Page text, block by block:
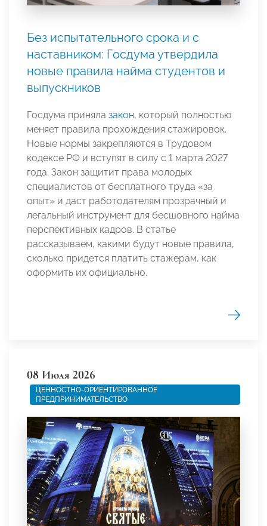
Без испытательного срока и с
наставником: Госдума утвердила
новые правила найма студентов и
выпускников
Госдума приняла закон, который полностью
меняет правила прохождения стажировок.
Новые нормы закрепляются в Трудовом
кодексе РФ и вступят в силу с 1 марта 2027
года. Закон защитит права молодых
специалистов от бесплатного труда «за
опыт» и даст работодателям прозрачный и
легальный инструмент для бесшовного найма
перспективных кадров. В статье
рассказываем, какими будут новые правила,
сколько придется платить стажерам, как
оформить их официально.
08 Июля 2026
ЦЕННОСТНО-ОРИЕНТИРОВАННОЕ
ПРЕДПРИНИМАТЕЛЬСТВО